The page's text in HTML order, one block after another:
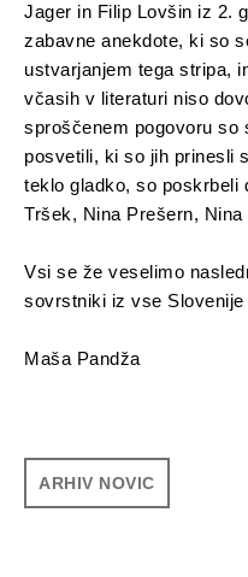
Jager in Filip Lovšin iz 2.
zabavne anekdote, ki so
ustvarjanjem tega stripa,
včasih v literaturi niso
sproščenem pogovoru so
posvetili, ki so jih prinesli
teklo gladko, so poskrbeli
Tršek, Nina Prešern,
Vsi se že veselimo
sovrstniki iz vse
Maša Pandža
ARHIV NOVIC